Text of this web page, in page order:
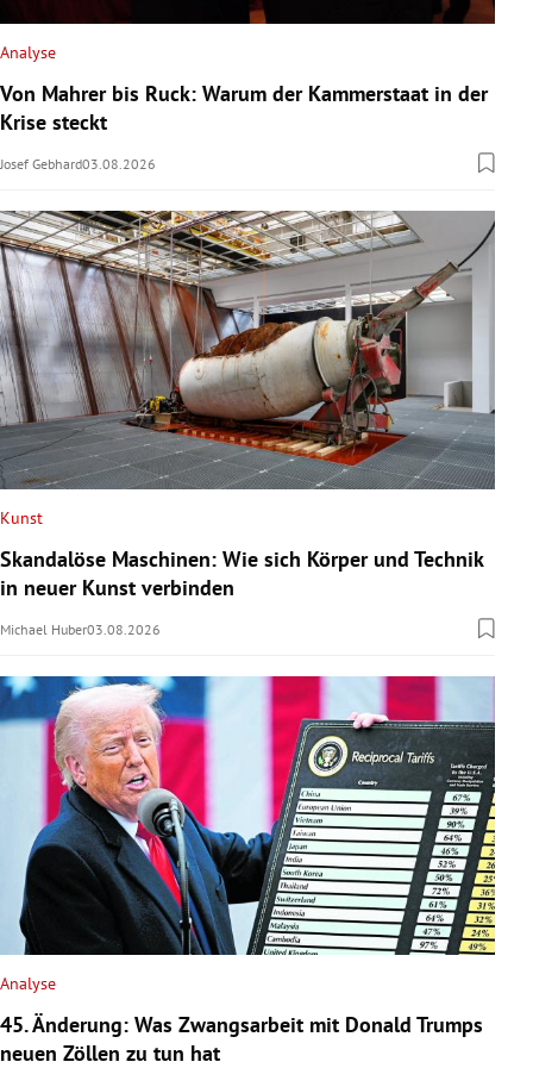
Analyse
Von Mahrer bis Ruck: Warum der Kammerstaat in der
Krise steckt
Josef Gebhard03.08.2026
Kunst
Skandalöse Maschinen: Wie sich Körper und Technik
in neuer Kunst verbinden
Michael Huber03.08.2026
Analyse
45. Änderung: Was Zwangsarbeit mit Donald Trumps
neuen Zöllen zu tun hat